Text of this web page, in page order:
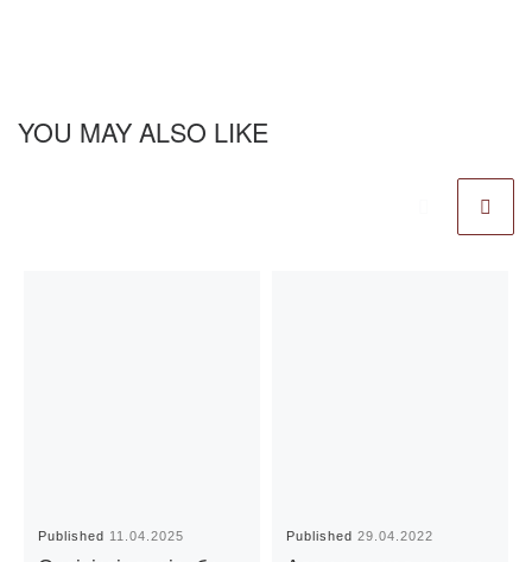
YOU MAY ALSO LIKE
Published 11.04.2025 Published29.04.2022